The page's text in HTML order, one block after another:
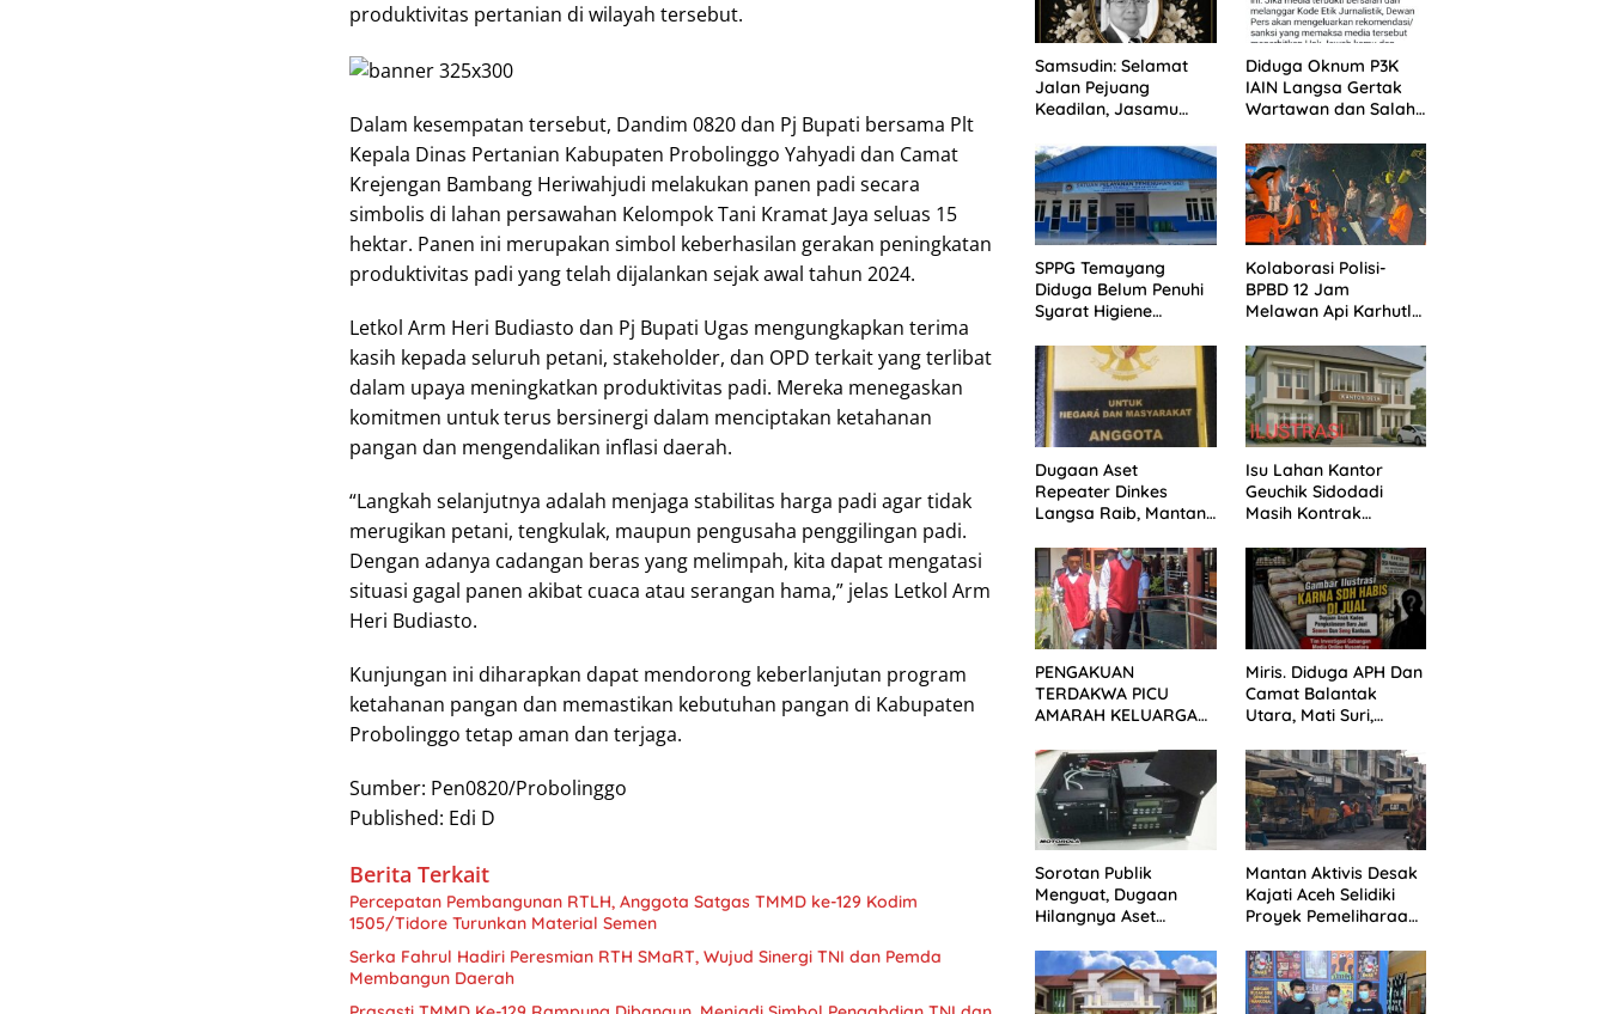
produktivitas pertanian di wilayah tersebut.
Dalam kesempatan tersebut, Dandim 0820 dan Pj Bupati bersama Plt
Kepala Dinas Pertanian Kabupaten Probolinggo Yahyadi dan Camat
Krejengan Bambang Heriwahjudi melakukan panen padi secara
simbolis di lahan persawahan Kelompok Tani Kramat Jaya seluas 15
hektar. Panen ini merupakan simbol keberhasilan gerakan peningkatan
produktivitas padi yang telah dijalankan sejak awal tahun 2024.
Letkol Arm Heri Budiasto dan Pj Bupati Ugas mengungkapkan terima
kasih kepada seluruh petani, stakeholder, dan OPD terkait yang terlibat
dalam upaya meningkatkan produktivitas padi. Mereka menegaskan
komitmen untuk terus bersinergi dalam menciptakan ketahanan
pangan dan mengendalikan inflasi daerah.
“Langkah selanjutnya adalah menjaga stabilitas harga padi agar tidak
merugikan petani, tengkulak, maupun pengusaha penggilingan padi.
Dengan adanya cadangan beras yang melimpah, kita dapat mengatasi
situasi gagal panen akibat cuaca atau serangan hama,” jelas Letkol Arm
Heri Budiasto.
Kunjungan ini diharapkan dapat mendorong keberlanjutan program
ketahanan pangan dan memastikan kebutuhan pangan di Kabupaten
Probolinggo tetap aman dan terjaga.
Sumber: Pen0820/Probolinggo
Published: Edi D
Berita Terkait
Percepatan Pembangunan RTLH, Anggota Satgas TMMD ke-129 Kodim
1505/Tidore Turunkan Material Semen
Serka Fahrul Hadiri Peresmian RTH SMaRT, Wujud Sinergi TNI dan Pemda
Membangun Daerah
Samsudin: Selamat
Jalan Pejuang
Keadilan, Jasamu
Diduga Oknum P3K
IAIN Langsa Gertak
Wartawan dan Salah
Klarifikasi ke Media
SPPG Temayang
Diduga Belum Penuhi
Syarat Higiene
Publik
Kolaborasi Polisi-
BPBD 12 Jam
Melawan Api Karhutla
Dugaan Aset
Repeater Dinkes
Langsa Raib, Mantan
Penegak Hukum
Bergerak
Isu Lahan Kantor
Geuchik Sidodadi
Masih Kontrak
Penjelasan Perangkat
Desa
PENGAKUAN
TERDAKWA PICU
AMARAH KELUARGA
PECAH SETELAH
SIDANG TUNTUTAN
DITUNDA
Miris. Diduga APH Dan
Camat Balantak
Utara, Mati Suri,
Jual Bantuan Negara,
Belum Ada Tindakan
Tegas. ​
Sorotan Publik
Menguat, Dugaan
Hilangnya Aset
Langsa Belum
Terjawab
Mantan Aktivis Desak
Kajati Aceh Selidiki
Proyek Pemeliharaan
Langsa